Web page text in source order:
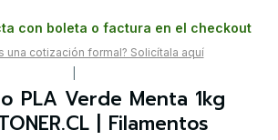
con boleta o factura en el checkout
una cotización formal? Solicítala aquí
PLA Verde Menta 1kg
| Filamentos